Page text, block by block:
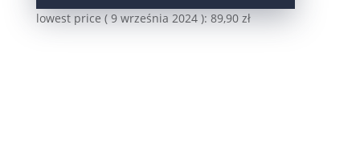
Minnie
lowest price (9 września 2024): 89,90 zł